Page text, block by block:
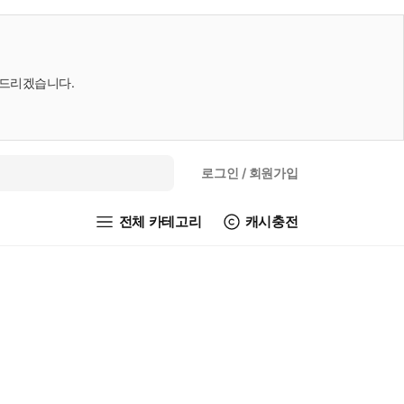
리겠습니다.
로그인 / 회원가입
전체 카테고리 캐시충전